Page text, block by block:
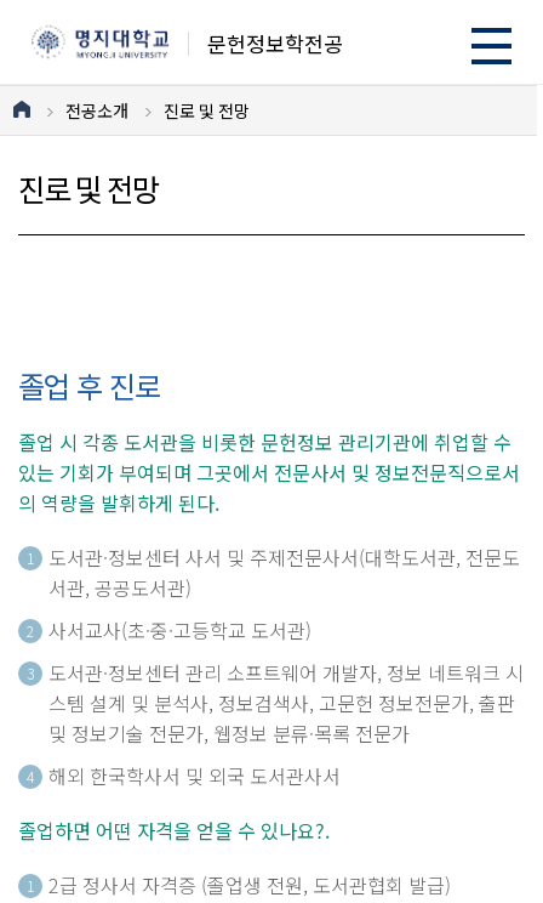
문헌정보학전공
전공소개 진로 및 전망
진로 및 전망
졸업 후 진로
졸업 시 각종 도서관을 비롯한 문헌정보 관리기관에 취업할 수
있는 기회가 부여되며 그곳에서 전문사서 및 정보전문직으로서
의 역량을 발휘하게 된다.
1
도서관·정보센터 사서 및 주제전문사서(대학도서관, 전문도
서관, 공공도서관)
2 사서교사(초·중·고등학교 도서관)
3
도서관·정보센터 관리 소프트웨어 개발자, 정보 네트워크 시
스템 설계 및 분석사, 정보검색사, 고문헌 정보전문가, 출판
및 정보기술 전문가, 웹정보 분류·목록 전문가
4
해외 한국학사서 및 외국 도서관사서
졸업하면 어떤 자격을 얻을 수 있나요?.
1 2급 정사서 자격증 (졸업생 전원, 도서관협회 발급)